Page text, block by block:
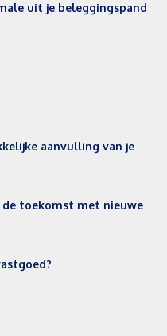
uit je beleggingspand
aanvulling van je
de toekomst met nieuwe